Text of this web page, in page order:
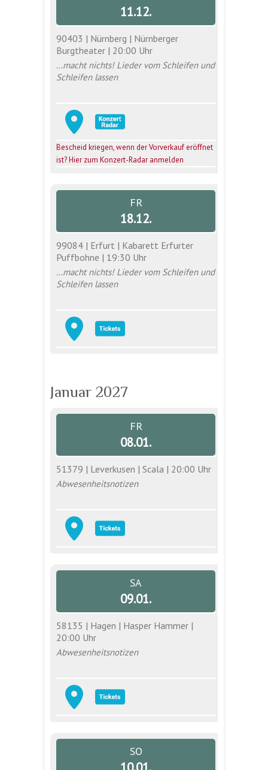
11.12.
90403 | Nürnberg | Nürnberger
Burgtheater | 20:00 Uhr
...macht nichts! Lieder vom Schleifen und
Schleifen lassen
Bescheid kriegen, wenn der Vorverkauf eröffnet
ist? Hier zum Konzert-Radar anmelden
FR
18.12.
99084 | Erfurt | Kabarett Erfurter
Puffbohne | 19:30 Uhr
...macht nichts! Lieder vom Schleifen und
Schleifen lassen
Januar 2027
FR
08.01.
51379 | Leverkusen | Scala | 20:00 Uhr
Abwesenheitsnotizen
SA
09.01.
58135 | Hagen | Hasper Hammer |
20:00 Uhr
Abwesenheitsnotizen
SO